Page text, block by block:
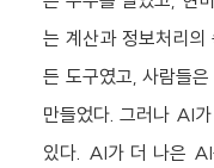
는 계산과 정보처리
든 도구였고, 사람들
만들었다. 그러나 AI
있다. AI가 더 나은